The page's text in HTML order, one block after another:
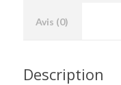
Avis (0)
Description